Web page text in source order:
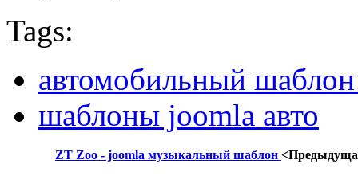
Tags:
автомобильный
шаблоны joomla авто
ZT Zoo - joomla музыкальный шаблон